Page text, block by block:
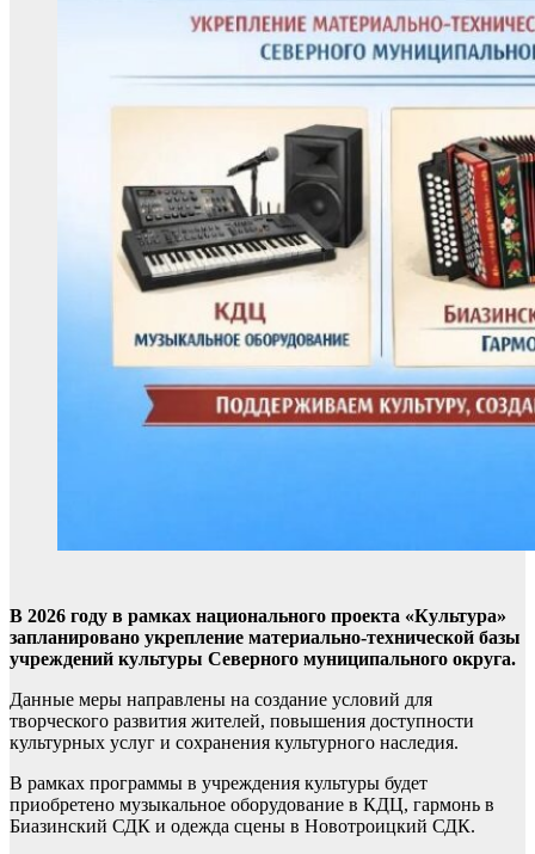
В 2026 году в рамках национального проекта «Культура»
запланировано укрепление материально-технической базы
учреждений культуры Северного муниципального округа.
Данные меры направлены на создание условий для
творческого развития жителей, повышения доступности
культурных услуг и сохранения культурного наследия.
В рамках программы в учреждения культуры будет
приобретено музыкальное оборудование в КДЦ, гармонь в
Биазинский СДК и одежда сцены в Новотроицкий СДК.